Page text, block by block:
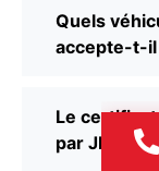
Quels
accepte-t-il
Le
par JRD